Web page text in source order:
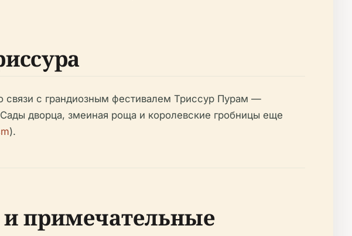
связи с грандиозным фестивалем Триссур Пурам —
дворца, змеиная роща и королевские гробницы еще
).
примечательные